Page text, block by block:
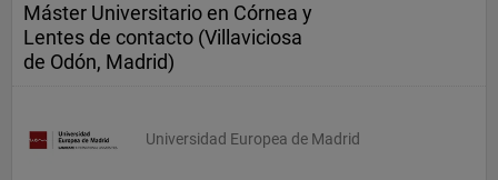
Máster Universitario en Córnea y
Lentes de contacto (Villaviciosa
de Odón, Madrid)
Universidad Europea de Madrid